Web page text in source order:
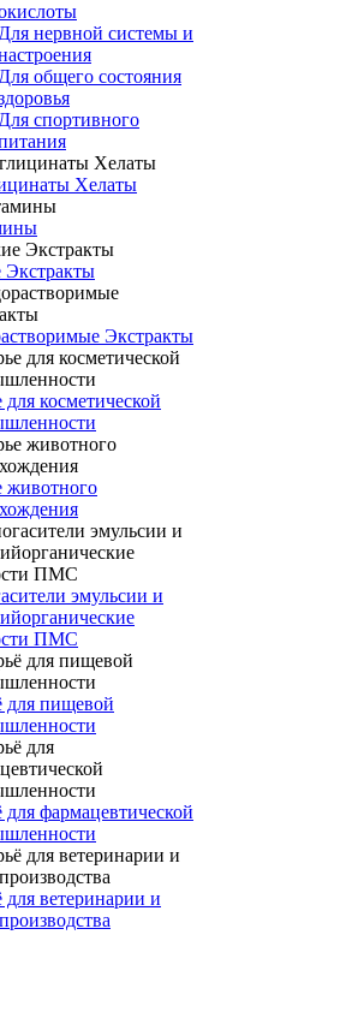
Для нервной системы и
Для общего состояния
Для спортивного
Хелаты
Экстракты
Экстракты
косметической
животного
эмульсии и
ПМС
для пищевой
фармацевтической
ветеринарии и